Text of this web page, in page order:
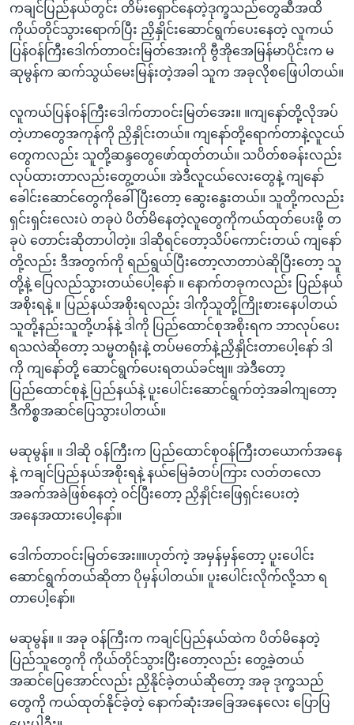
ကချင်ပြည်နယ်တွင်း တိမ်းရှောင်နေတဲ့ဒုက္ခသည်တွေဆီအထိ
ကိုယ်တိုင်သွားရောက်ပြီး ညှိနှိုင်းဆောင်ရွက်ပေးနေတဲ့ လူကယ်
ပြန်ဝန်ကြီးဒေါက်တာဝင်းမြတ်အေးကို ဗွီအိုအေမြန်မာပိုင်းက မ
ဆုမွန်က ဆက်သွယ်မေးမြန်းတဲ့အခါ သူက အခုလိုစဖြေပါတယ်။
လူကယ်ပြန်ဝန်ကြီးဒေါက်တာဝင်းမြတ်အေး။ ။ကျနော်တို့လိုအပ်
တဲ့ဟာတွေအကုန်ကို ညှိနှိုင်းတယ်။ ကျနော်တို့ရောက်တာနဲ့လူငယ်
တွေကလည်း သူတို့ဆန္ဒတွေဖော်ထုတ်တယ်။ သပိတ်စခန်းလည်း
လုပ်ထားတာလည်းတွေ့တယ်။ အဲဒီလူငယ်လေးတွေနဲ့ ကျနော်
ခေါင်းဆောင်တွေကိုခေါ်ပြီးတော့ ဆွေးနွေးတယ်။ သူတို့ကလည်း
ရှင်းရှင်းလေးပဲ တခုပဲ ပိတ်မိနေတဲ့လူတွေကိုကယ်ထုတ်ပေးဖို့ တ
ခုပဲ တောင်းဆိုတာပါတဲ့။ ဒါဆိုရင်တော့သိပ်ကောင်းတယ် ကျနော်
တို့လည်း ဒီအတွက်ကို ရည်ရွယ်ပြီးတော့လာတာပဲဆိုပြီးတော့ သူ
တို့နဲ့ ပြေလည်သွားတယ်ပေါ့နော် ။ နောက်တခုကလည်း ပြည်နယ်
အစိုးရနဲ့ ။ ပြည်နယ်အစိုးရလည်း ဒါကိုသူတို့ကြိုးစားနေပါတယ်
သူတို့နည်းသူတို့ဟန်နဲ့ ဒါကို ပြည်ထောင်စုအစိုးရက ဘာလုပ်ပေး
ရသလဲဆိုတော့ သမ္မတရုံးနဲ့ တပ်မတော်နဲ့ညှိနှိုင်းတာပေါ့နော် ဒါ
ကို ကျနော်တို့ ဆောင်ရွက်ပေးရတယ်ခင်ဗျ။ အဲဒီတော့
ပြည်ထောင်စုနဲ့ ပြည်နယ်နဲ့ ပူးပေါင်းဆောင်ရွက်တဲ့အခါကျတော့
ဒီကိစ္စအဆင်ပြေသွားပါတယ်။
မဆုမွန်။ ။ ဒါဆို ဝန်ကြီးက ပြည်ထောင်စုဝန်ကြီးတယောက်အနေ
နဲ့ ကချင်ပြည်နယ်အစိုးရနဲ့ နယ်မြေခံတပ်ကြား လတ်တလော
အခက်အခဲဖြစ်နေတဲ့ ဝင်ပြီးတော့ ညှိနှိုင်းဖြေရှင်းပေးတဲ့
အနေအထားပေါ့နော်။
ဒေါက်တာဝင်းမြတ်အေး။။ဟုတ်ကဲ့ အမှန်မှန်တော့ ပူးပေါင်း
ဆောင်ရွက်တယ်ဆိုတာ ပိုမှန်ပါတယ်။ ပူးပေါင်းလိုက်လို့သာ ရ
တာပေါ့နော်။
မဆုမွန်။ ။ အခု ဝန်ကြီးက ကချင်ပြည်နယ်ထဲက ပိတ်မိနေတဲ့
ပြည်သူတွေကို ကိုယ်တိုင်သွားပြီးတော့လည်း တွေ့ခဲ့တယ်
အဆင်ပြေအောင်လည်း ညှိနိုင်ခဲ့တယ်ဆိုတော့ အခု ဒုက္ခသည်
တွေကို ကယ်ထုတ်နိုင်ခဲ့တဲ့ နောက်ဆုံးအခြေအနေလေး ပြောပြ